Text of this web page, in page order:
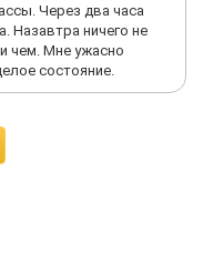
Через два часа
Назавтра ничего не
чем. Мне ужасно
состояние.